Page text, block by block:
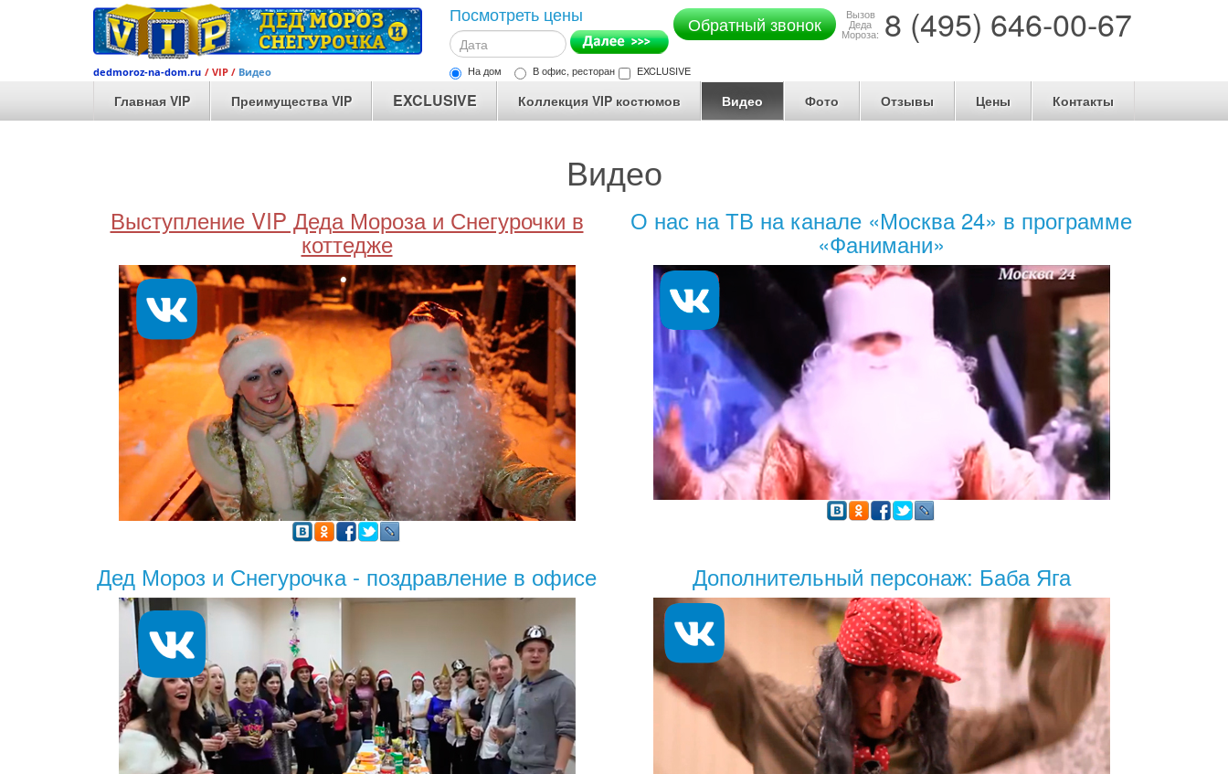
dedmoroz-na-dom.ru / VIP / Видео
Посмотреть цены
На дом В офис, ресторан EXCLUSIVE
Обратный звонок Вызов
Деда
Мороза: 8 (495) 646-00-67
Главная VIP Преимущества VIP EXCLUSIVE Коллекция VIP костюмов Видео Фото Отзывы Цены Контакты
Видео
Выступление VIP Деда Мороза и Снегурочки в
коттедже
О нас на ТВ на канале «Москва 24» в программе
«Фанимани»
Дед Мороз и Снегурочка - поздравление в офисе Дополнительный персонаж: Баба Яга